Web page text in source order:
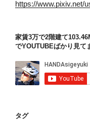
https://www.pixiv.net/
家賃3万で2階建て
でYOUTUBEばかり見て
タグ